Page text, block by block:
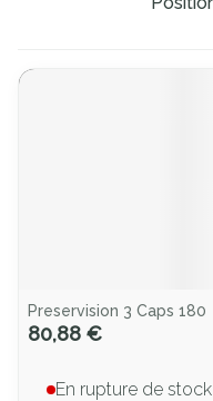
Trier par:
Preservision 3 Caps 180
80,88 €
En rupture de stock